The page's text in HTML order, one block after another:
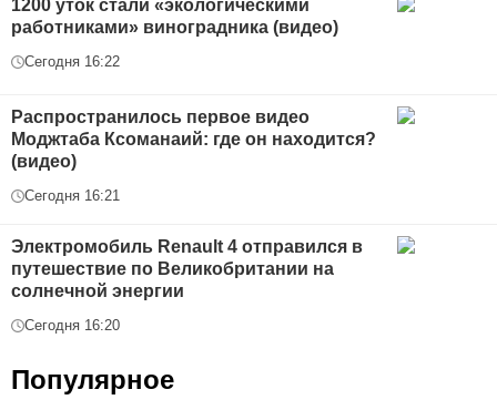
1200 уток стали «экологическими
работниками» виноградника (видео)
Сегодня 16:22
Распространилось первое видео
Моджтаба Ксоманаий: где он находится?
(видео)
Сегодня 16:21
Электромобиль Renault 4 отправился в
путешествие по Великобритании на
солнечной энергии
Сегодня 16:20
Популярное